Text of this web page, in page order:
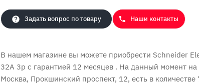
Задать вопрос по товару Наши контакты
В нашем магазине вы можете приобрести Schneider
32A 3p с гарантией 12 месяцев . На данный момент на
Москва, Прокшинский проспект, 12, есть в количестве